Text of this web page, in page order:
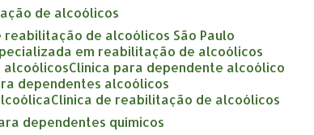
de alcoólicos
reabilitação de alcoólicos São Paulo
em reabilitação de alcoólicos
alcoólicos clínica para dependente alcoólico
dependentes alcoólicos
clínica de reabilitação de alcoólicos
dependentes químicos